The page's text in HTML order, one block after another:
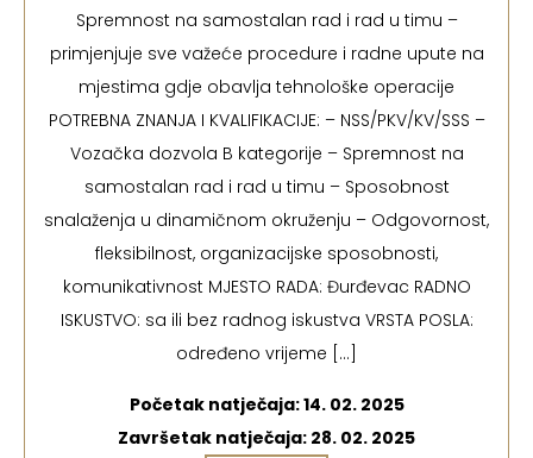
Spremnost na samostalan rad i rad u timu –
primjenjuje sve važeće procedure i radne upute na
mjestima gdje obavlja tehnološke operacije
POTREBNA ZNANJA I KVALIFIKACIJE: – NSS/PKV/KV/SSS –
Vozačka dozvola B kategorije – Spremnost na
samostalan rad i rad u timu – Sposobnost
snalaženja u dinamičnom okruženju – Odgovornost,
fleksibilnost, organizacijske sposobnosti,
komunikativnost MJESTO RADA: Đurđevac RADNO
ISKUSTVO: sa ili bez radnog iskustva VRSTA POSLA:
određeno vrijeme […]
Početak natječaja:14. 02. 2025
Završetak natječaja: 28. 02. 2025